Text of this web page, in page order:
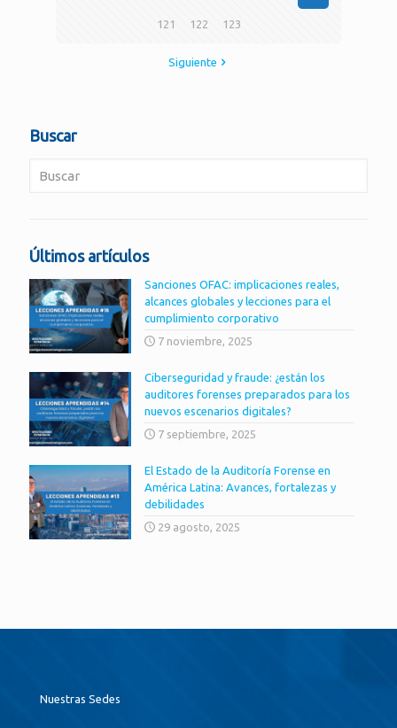
121 122 123
Siguiente
Buscar
Últimos artículos
Sanciones OFAC: implicaciones reales,
alcances globales y lecciones para el
cumplimiento corporativo
7 noviembre, 2025
Ciberseguridad y fraude: ¿están los
auditores forenses preparados para los
nuevos escenarios digitales?
7 septiembre, 2025
El Estado de la Auditoría Forense en
América Latina: Avances, fortalezas y
debilidades
29 agosto, 2025
Nuestras Sedes